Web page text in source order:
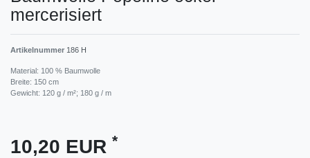
mercerisiert
Artikelnummer 186 H
Material: 100 % Baumwolle
Breite: 150 cm
Gewicht: 120 g / m²; 180 g / m
10,20 EUR *